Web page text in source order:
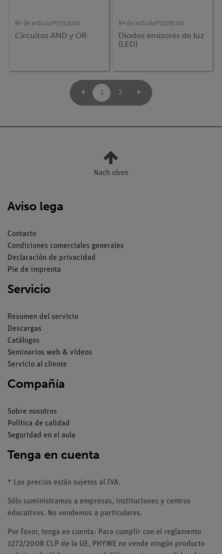
Nº de artículo P1352100
Circuitos AND y OR
Nº de artículo P1378100
Diodos emisores de luz
(LED)
1 2
Nach oben
Aviso lega
Contacto
Condiciones comerciales generales
Declaración de privacidad
Pie de imprenta
Servicio
Resumen del servicio
Descargas
Catálogos
Seminarios web & vídeos
Servicio al cliente
Compañía
Sobre nosotros
Política de calidad
Seguridad en el aula
Tenga en cuenta
* Los precios están sujetos al IVA.
Sólo suministramos a empresas, instituciones y centros
educativos. No vendemos a particulares.
Por favor, tenga en cuenta: Para cumplir con el reglamento
1272/2008 CLP de la UE, PHYWE no vende ningún producto